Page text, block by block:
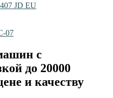
JD EU
07
с
до 20000
и качеству